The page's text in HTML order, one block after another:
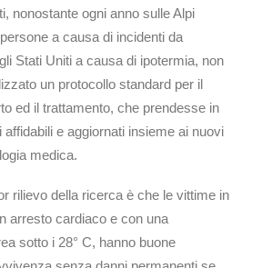
nonostante ogni anno sulle Alpi
a causa di incidenti da
Stati Uniti a causa di ipotermia, non
un protocollo standard per il
ed il trattamento, che prendesse in
e aggiornati insieme ai nuovi
medica.
rilievo della ricerca è che le vittime in
arresto cardiaco e con una
sotto i 28° C, hanno buone